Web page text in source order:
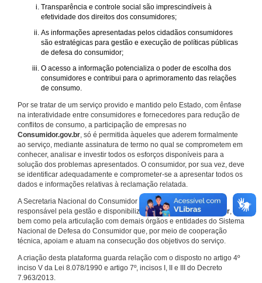
Transparência e controle social são imprescindíveis à
efetividade dos direitos dos consumidores;
As informações apresentadas pelos cidadãos consumidores
são estratégicas para gestão e execução de políticas públicas
de defesa do consumidor;
O acesso a informação potencializa o poder de escolha dos
consumidores e contribui para o aprimoramento das relações
de consumo.
Por se tratar de um serviço provido e mantido pelo Estado, com ênfase
na interatividade entre consumidores e fornecedores para redução de
conflitos de consumo, a participação de empresas no
Consumidor.gov.br, só é permitida àqueles que aderem formalmente
ao serviço, mediante assinatura de termo no qual se comprometem em
conhecer, analisar e investir todos os esforços disponíveis para a
solução dos problemas apresentados. O consumidor, por sua vez, deve
se identificar adequadamente e comprometer-se a apresentar todos os
dados e informações relativas à reclamação relatada.
A Secretaria Nacional do Consumidor do Ministério da Justiça é a
responsável pela gestão e disponibilização doConsumidor.gov.br,
bem como pela articulação com demais órgãos e entidades do Sistema
Nacional de Defesa do Consumidor que, por meio de cooperação
técnica, apoiam e atuam na consecução dos objetivos do serviço.
A criação desta plataforma guarda relação com o disposto no artigo 4º
inciso V da Lei 8.078/1990 e artigo 7º, incisos I, II e III do Decreto
7.963/2013.